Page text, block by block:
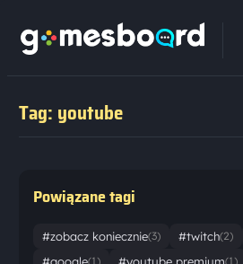
Tag: youtube
Powiązane tagi
#zobacz koniecznie(3) #twitch(2)
(1) (1)